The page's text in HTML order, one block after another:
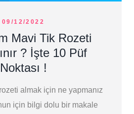
09/12/2022
Mavi Tik Rozeti
? İşte 10 Püf
Noktası !
almak için ne yapmanız
için bilgi dolu bir makale